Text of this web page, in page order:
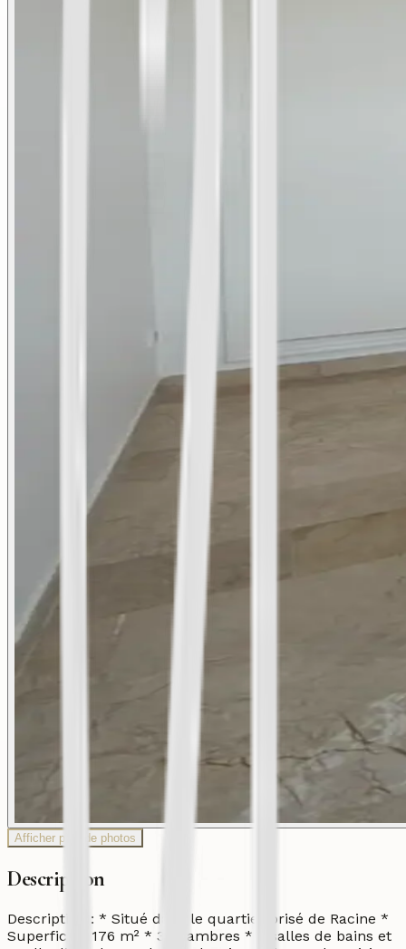
Afficher plus de photos
Description
Description : * Situé dans le quartier prisé de Racine *
Superficie : 176 m² * 3 chambres * 2 salles de bains et